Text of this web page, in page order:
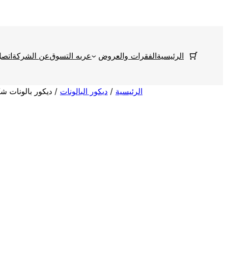
الرئيسيةالفقرات والعروض عربه التسوقعن الشركة
الرئيسية / ديكور البالونات / ديكور بالونات